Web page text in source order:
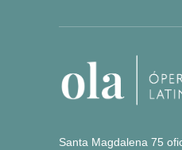
Santa Magdalena 75